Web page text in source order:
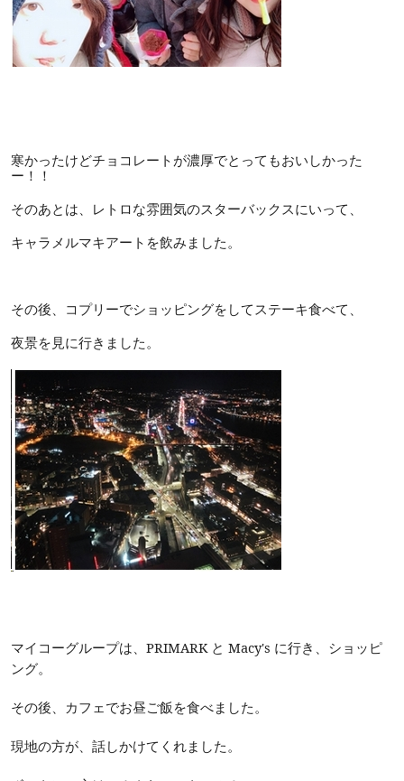
寒かったけどチョコレートが濃厚でとってもおいしかった
ー！！
そのあとは、レトロな雰囲気のスターバックスにいって、
キャラメルマキアートを飲みました。
その後、コプリーでショッピングをしてステーキ食べて、
夜景を見に行きました。
マイコーグループは、PRIMARK と Macy's に行き、ショッピ
ング。
その後、カフェでお昼ご飯を食べました。
現地の方が、話しかけてくれました。